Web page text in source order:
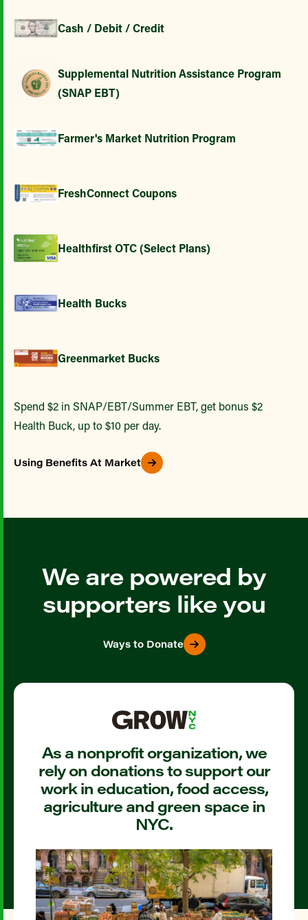
Cash / Debit / Credit
Supplemental Nutrition Assistance Program
(SNAP EBT)
Farmer's Market Nutrition Program
FreshConnect Coupons
Healthfirst OTC (Select Plans)
Health Bucks
Greenmarket Bucks
Spend $2 in SNAP/EBT/Summer EBT, get bonus $2
Health Buck, up to $10 per day.
Using Benefits At Market
We are powered by
supporters like you
Ways to Donate
As a nonprofit organization, we
rely on donations to support our
work in education, food access,
agriculture and green space in
NYC.